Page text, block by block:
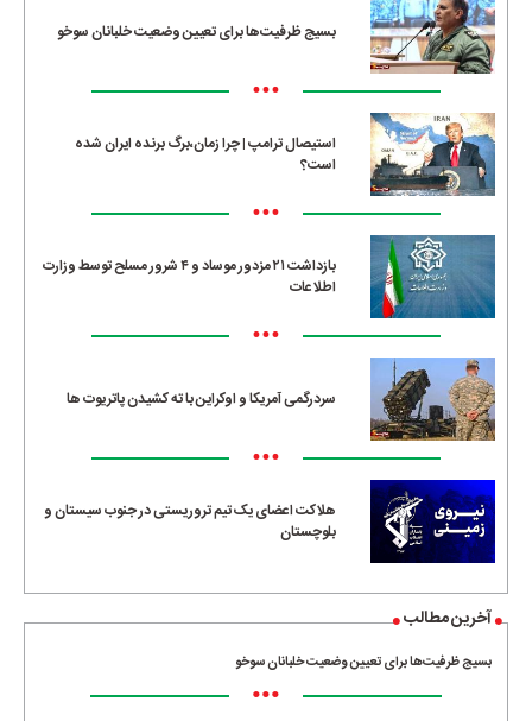
بسیج ظرفیت‌ها برای تعیین وضعیت خلبانان سوخو
•••
استیصال ترامپ | چرا زمان،برگ برنده ایران شده
است؟
•••
بازداشت ۲۱ مزدور موساد و ۴ شرور مسلح توسط وزارت
اطلاعات
•••
سردرگمی آمریکا و اوکراین با ته کشیدن پاتریوت ها
•••
هلاکت اعضای یک تیم تروریستی در جنوب سیستان و
بلوچستان
آخرین مطالب
بسیج ظرفیت‌ها برای تعیین وضعیت خلبانان سوخو
•••